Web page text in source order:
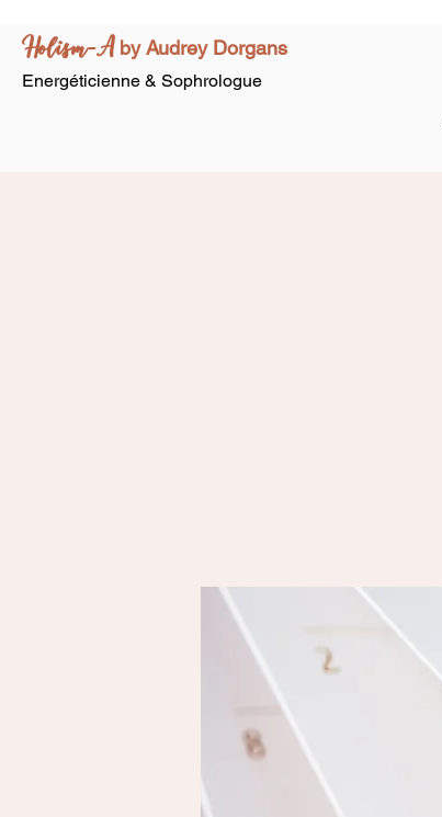
Holism-A by Audrey Dorgans
Energéticienne & Sophrologue